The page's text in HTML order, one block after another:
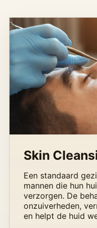
Skin
Een standaard
mannen die hun
verzorgen. De
onzuiverheden,
en helpt de huid